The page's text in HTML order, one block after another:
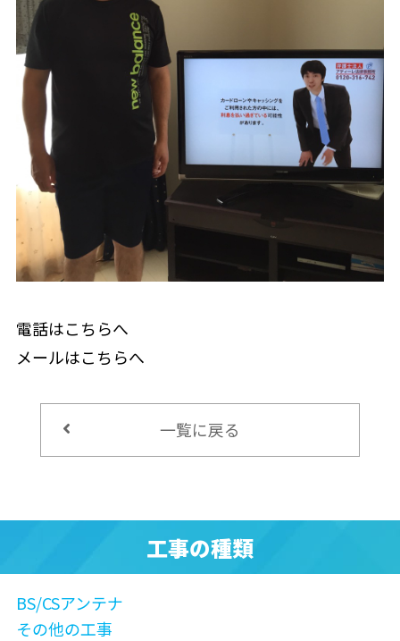
電話はこちらへ
メールはこちらへ
一覧に戻る
工事の種類
BS/CSアンテナ
その他の工事